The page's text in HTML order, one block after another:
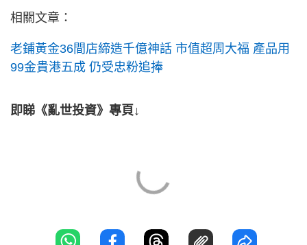
相關文章：
老鋪黃金36間店締造千億神話 市值超周大福 產品用
99金貴港五成 仍受忠粉追捧
即睇《亂世投資》專頁↓